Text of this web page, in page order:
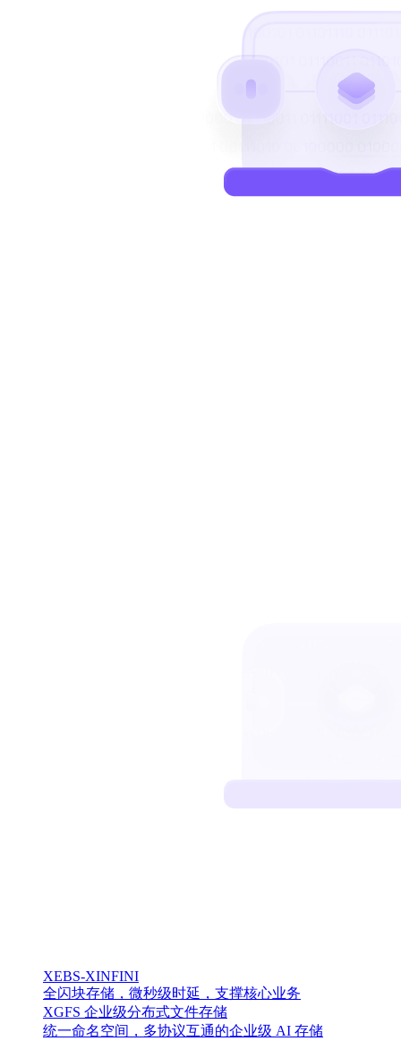
XEBS-XINFINI
全闪块存储，微秒级时延，支撑核心业务
XGFS 企业级分布式文件存储
统一命名空间，多协议互通的企业级 AI 存储